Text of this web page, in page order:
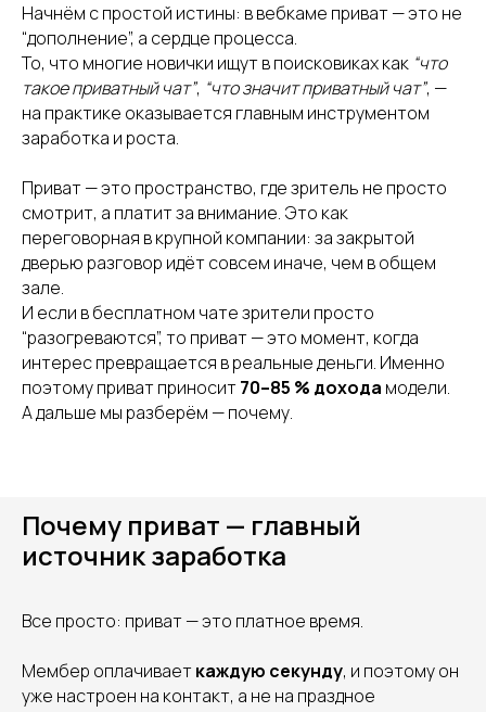
Начнём с простой истины: в вебкаме приват — это не
“дополнение”, а сердце процесса.
То, что многие новички ищут в поисковиках как “что
такое приватный чат”, “что значит приватный чат”, —
на практике оказывается главным инструментом
заработка и роста.
Приват — это пространство, где зритель не просто
смотрит, а платит за внимание. Это как
переговорная в крупной компании: за закрытой
дверью разговор идёт совсем иначе, чем в общем
зале.
И если в бесплатном чате зрители просто
“разогреваются”, то приват — это момент, когда
интерес превращается в реальные деньги. Именно
поэтому приват приносит70–85 % дохода модели.
А дальше мы разберём — почему.
Почему приват — главный
источник заработка
Все просто: приват — это платное время.
Мембер оплачиваеткаждую секунду, и поэтому он
уже настроен на контакт, а не на праздное